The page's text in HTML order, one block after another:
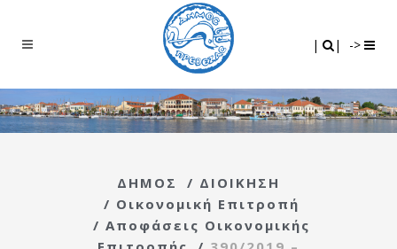
| | ->
ΔΗΜΟΣ / ΔΙΟΙΚΗΣΗ
/ Οικονομική Επιτροπή
/ Αποφάσεις Οικονομικής